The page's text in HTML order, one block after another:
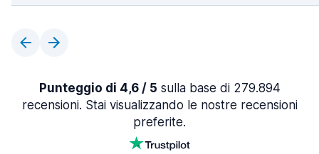
Punteggio di 4,6 / 5 sulla base di 279.894
recensioni. Stai visualizzando le nostre recensioni
preferite.